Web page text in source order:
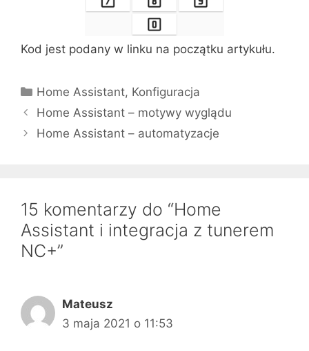
Kod jest podany w linku na początku artykułu.
Kategorie
Home Assistant, Konfiguracja
Home Assistant – motywy wyglądu
Home Assistant – automatyzacje
15 komentarzy do “Home
Assistant i integracja z tunerem
NC+”
Mateusz
3 maja 2021 o 11:53